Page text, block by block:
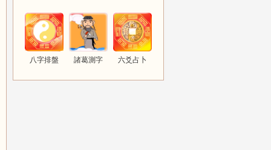
八字排盤 諸葛測字 六爻占卜